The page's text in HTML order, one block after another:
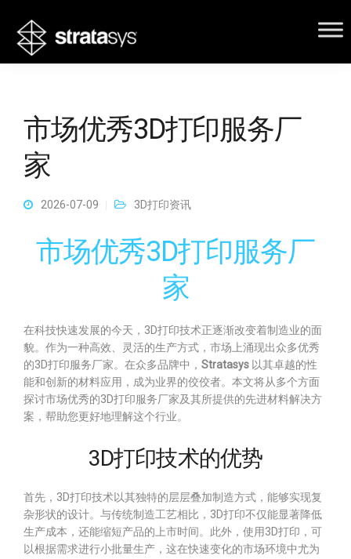
市场优秀3D打印服务厂
家
2026-07-09 3D打印资讯
市场优秀3D打印服务厂
家
在科技快速发展的今天，3D打印技术正逐渐改变着制造业的面
貌。作为一种高效、灵活的生产方式，市场上涌现出众多优秀
的3D打印服务厂家。在众多品牌中， Stratasys 以其卓越的性
能和创新的材料应用，成为业界的佼佼者。本文将从多个方面
探讨市场优秀的3D打印服务厂家及其所提供的先进材料解决方
案，帮助您更好地理解这个行业。
3D打印技术的优势
首先，3D打印技术以其独特的层层叠加制造方式，能够实现复
杂形状的设计。与传统制造工艺相比，3D打印不仅能显著降低
生产成本，还能缩短产品的上市时间。此外，使用3D打印，可
以根据需求进行小批量生产，这在快速变化的市场环境中尤为